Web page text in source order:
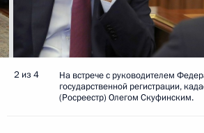
2 из 4
На встрече с руководителем
государственной регистрации,
(Росреестр) Олегом Скуфинским.